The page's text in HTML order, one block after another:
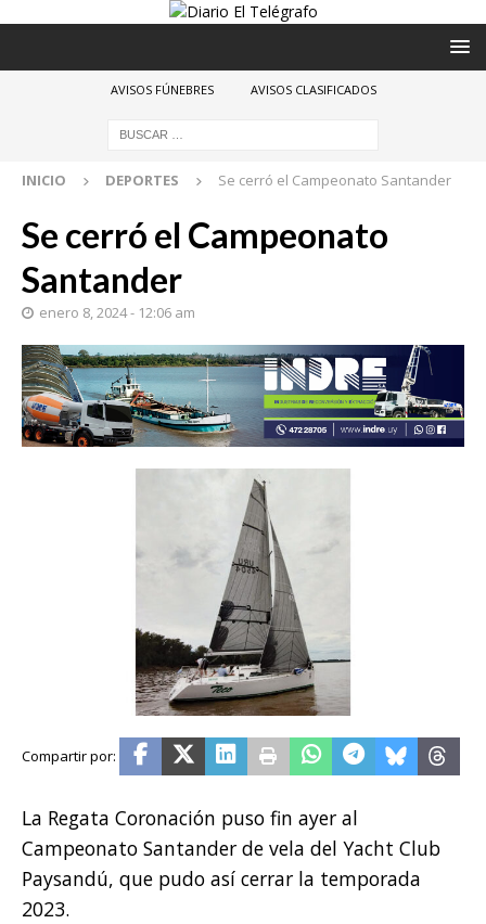
AVISOS FÚNEBRES AVISOS CLASIFICADOS
INICIO DEPORTES Se cerró el Campeonato Santander
Se cerró el Campeonato
Santander
enero 8, 2024 - 12:06 am
La Regata Coronación puso fin ayer al
Campeonato Santander de vela del Yacht Club
Paysandú, que pudo así cerrar la temporada
2023.